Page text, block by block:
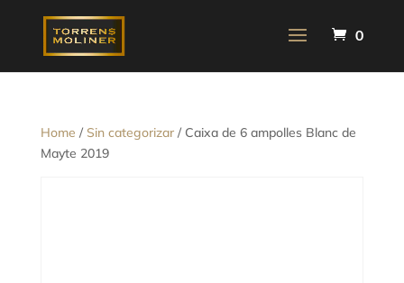
0
Home / Sin categorizar/ Caixa de 6 ampolles Blanc de
Mayte 2019